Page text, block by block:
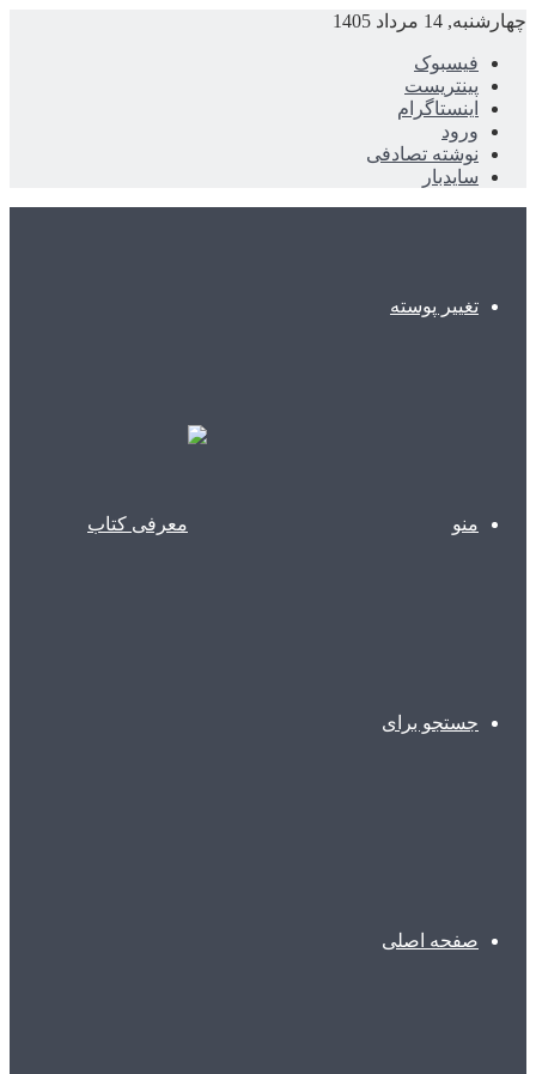
چهارشنبه, 14 مرداد 1405
فیسبوک
پینتریست
اینستاگرام
ورود
نوشته تصادفی
سایدبار
تغییر پوسته
منو
جستجو برای
صفحه اصلی